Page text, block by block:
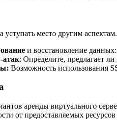
уступать место другим
и восстановление
атак: Определите, предлагает
Возможность использования
аренды виртуального
от предоставляемых